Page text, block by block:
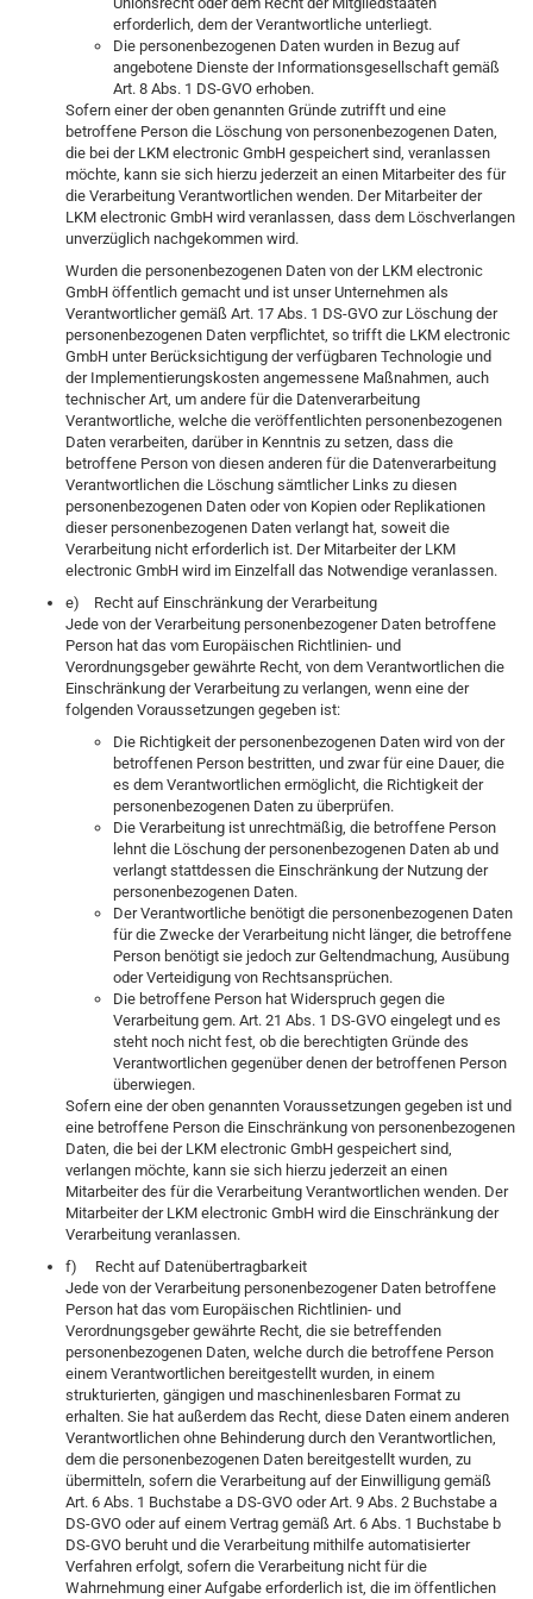
erforderlich, dem der Verantwortliche unterliegt.
Die personenbezogenen Daten wurden in Bezug auf
angebotene Dienste der Informationsgesellschaft gemäß
Art. 8 Abs. 1 DS-GVO erhoben.
Sofern einer der oben genannten Gründe zutrifft und eine
betroffene Person die Löschung von personenbezogenen Daten,
die bei der LKM electronic GmbH gespeichert sind, veranlassen
möchte, kann sie sich hierzu jederzeit an einen Mitarbeiter des für
die Verarbeitung Verantwortlichen wenden. Der Mitarbeiter der
LKM electronic GmbH wird veranlassen, dass dem Löschverlangen
unverzüglich nachgekommen wird.
Wurden die personenbezogenen Daten von der LKM electronic
GmbH öffentlich gemacht und ist unser Unternehmen als
Verantwortlicher gemäß Art. 17 Abs. 1 DS-GVO zur Löschung der
personenbezogenen Daten verpflichtet, so trifft die LKM electronic
GmbH unter Berücksichtigung der verfügbaren Technologie und
der Implementierungskosten angemessene Maßnahmen, auch
technischer Art, um andere für die Datenverarbeitung
Verantwortliche, welche die veröffentlichten personenbezogenen
Daten verarbeiten, darüber in Kenntnis zu setzen, dass die
betroffene Person von diesen anderen für die Datenverarbeitung
Verantwortlichen die Löschung sämtlicher Links zu diesen
personenbezogenen Daten oder von Kopien oder Replikationen
dieser personenbezogenen Daten verlangt hat, soweit die
Verarbeitung nicht erforderlich ist. Der Mitarbeiter der LKM
electronic GmbH wird im Einzelfall das Notwendige veranlassen.
e) Recht auf Einschränkung der Verarbeitung
Jede von der Verarbeitung personenbezogener Daten betroffene
Person hat das vom Europäischen Richtlinien- und
Verordnungsgeber gewährte Recht, von dem Verantwortlichen die
Einschränkung der Verarbeitung zu verlangen, wenn eine der
folgenden Voraussetzungen gegeben ist:
Die Richtigkeit der personenbezogenen Daten wird von der
betroffenen Person bestritten, und zwar für eine Dauer, die
es dem Verantwortlichen ermöglicht, die Richtigkeit der
personenbezogenen Daten zu überprüfen.
Die Verarbeitung ist unrechtmäßig, die betroffene Person
lehnt die Löschung der personenbezogenen Daten ab und
verlangt stattdessen die Einschränkung der Nutzung der
personenbezogenen Daten.
Der Verantwortliche benötigt die personenbezogenen Daten
für die Zwecke der Verarbeitung nicht länger, die betroffene
Person benötigt sie jedoch zur Geltendmachung, Ausübung
oder Verteidigung von Rechtsansprüchen.
Die betroffene Person hat Widerspruch gegen die
Verarbeitung gem. Art. 21 Abs. 1 DS-GVO eingelegt und es
steht noch nicht fest, ob die berechtigten Gründe des
Verantwortlichen gegenüber denen der betroffenen Person
überwiegen.
Sofern eine der oben genannten Voraussetzungen gegeben ist und
eine betroffene Person die Einschränkung von personenbezogenen
Daten, die bei der LKM electronic GmbH gespeichert sind,
verlangen möchte, kann sie sich hierzu jederzeit an einen
Mitarbeiter des für die Verarbeitung Verantwortlichen wenden. Der
Mitarbeiter der LKM electronic GmbH wird die Einschränkung der
Verarbeitung veranlassen.
f) Recht auf Datenübertragbarkeit
Jede von der Verarbeitung personenbezogener Daten betroffene
Person hat das vom Europäischen Richtlinien- und
Verordnungsgeber gewährte Recht, die sie betreffenden
personenbezogenen Daten, welche durch die betroffene Person
einem Verantwortlichen bereitgestellt wurden, in einem
strukturierten, gängigen und maschinenlesbaren Format zu
erhalten. Sie hat außerdem das Recht, diese Daten einem anderen
Verantwortlichen ohne Behinderung durch den Verantwortlichen,
dem die personenbezogenen Daten bereitgestellt wurden, zu
übermitteln, sofern die Verarbeitung auf der Einwilligung gemäß
Art. 6 Abs. 1 Buchstabe a DS-GVO oder Art. 9 Abs. 2 Buchstabe a
DS-GVO oder auf einem Vertrag gemäß Art. 6 Abs. 1 Buchstabe b
DS-GVO beruht und die Verarbeitung mithilfe automatisierter
Verfahren erfolgt, sofern die Verarbeitung nicht für die
Wahrnehmung einer Aufgabe erforderlich ist, die im öffentlichen